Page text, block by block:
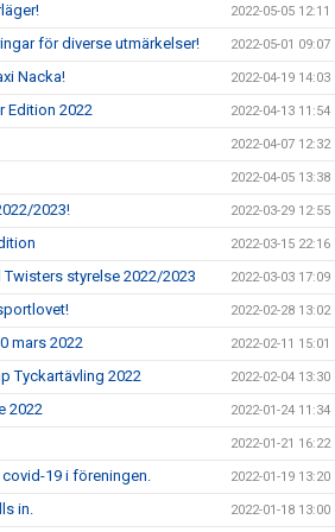
2022-05-05 12:11
för diverse utmärkelser! 2022-05-01 09:07
Nacka! 2022-04-19 14:03
Edition 2022 2022-04-13 11:54
2022-04-07 12:32
2022-04-05 13:38
2023! 2022-03-29 12:55
2022-03-15 22:16
styrelse 2022/2023 2022-03-03 17:09
2022-02-28 13:02
mars 2022 2022-02-11 15:01
Tyckartävling 2022 2022-02-04 13:30
2022 2022-01-24 11:34
2022-01-21 16:22
19 i föreningen. 2022-01-19 13:20
in. 2022-01-18 13:00